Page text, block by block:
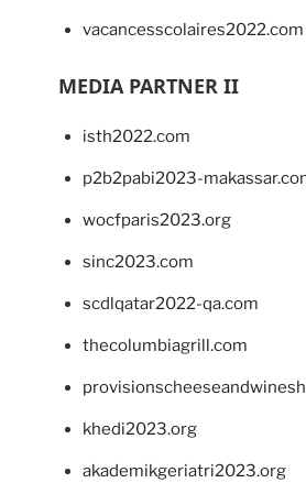
vacancesscolaires2022.com
MEDIA PARTNER II
isth2022.com
p2b2pabi2023-
wocfparis2023.org
sinc2023.com
scdlqatar2022-qa.com
thecolumbiagrill.com
khedi2023.org
akademikgeriatri2023.org